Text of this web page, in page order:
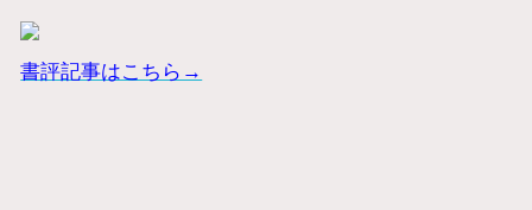
書評記事はこちら→